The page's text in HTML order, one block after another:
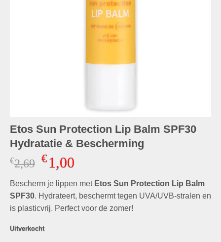
Etos Sun Protection Lip Balm SPF30
Hydratatie & Bescherming
€2,69 Oorspronkelijke
prijs
was:
€2,69.
€1,00Huidige
is:
€1,00.
Bescherm je lippen met Etos Sun Protection Lip Balm
SPF30. Hydrateert, beschermt tegen UVA/UVB-stralen en
is plasticvrij. Perfect voor de zomer!
Uitverkocht